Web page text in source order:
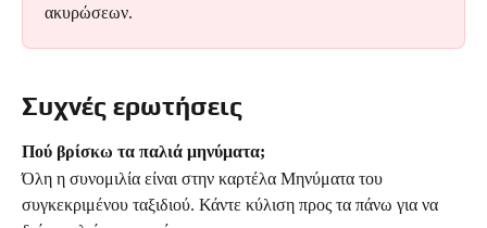
ακυρώσεων.
Συχνές ερωτήσεις
Πού βρίσκω τα παλιά μηνύματα;
Όλη η συνομιλία είναι στην καρτέλα Μηνύματα του
συγκεκριμένου ταξιδιού. Κάντε κύλιση προς τα πάνω για να